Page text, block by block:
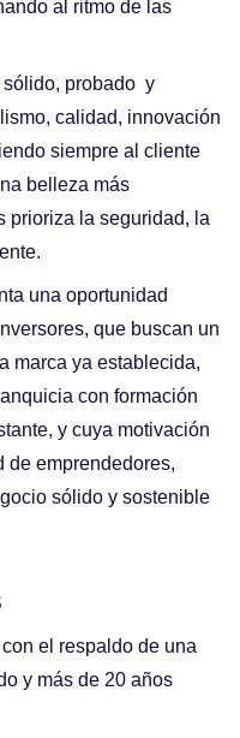
al ritmo de las
sólido, probado y
calidad, innovación
siempre al cliente
belleza más
prioriza la seguridad, la
una oportunidad
que buscan un
marca ya establecida,
con formación
, y cuya motivación
de emprendedores,
sólido y sostenible
el respaldo de una
y más de 20 años